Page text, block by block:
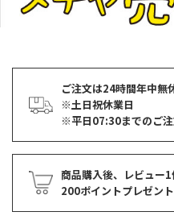
ご注文は24時間年中無
※土日祝休業日
※平日07:30までのご注
商品購入後、レビュー1
200ポイントプレゼント